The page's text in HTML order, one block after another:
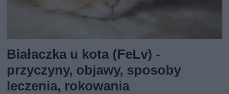
Białaczka u kota (FeLv) -
przyczyny, objawy, sposoby
leczenia, rokowania